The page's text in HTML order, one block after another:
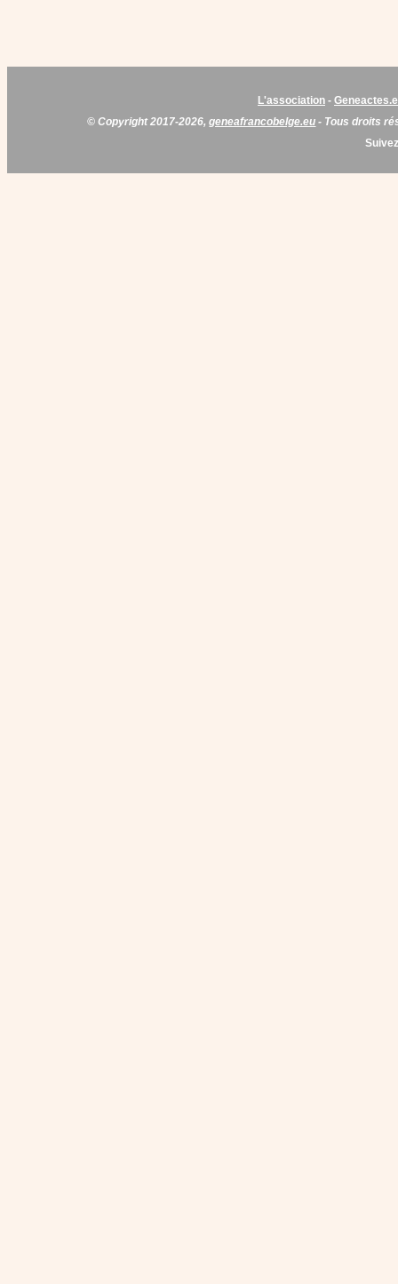
L'association -
© Copyright 2017-2026,geneafrancobelge.eu - Tous droits